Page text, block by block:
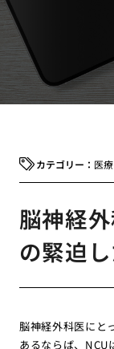
医療
脳神経
の緊迫
脳神経外科医にと
あるならば、NCU